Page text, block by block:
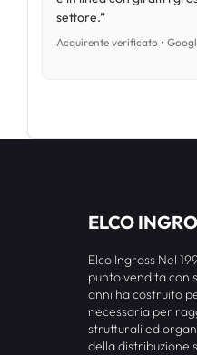
settore.”
Acquirente verificato •
ELCO
Elco Ingross Nel
punto vendita con
anni ha costruito
necessaria per
strutturali ed
della distribuzione